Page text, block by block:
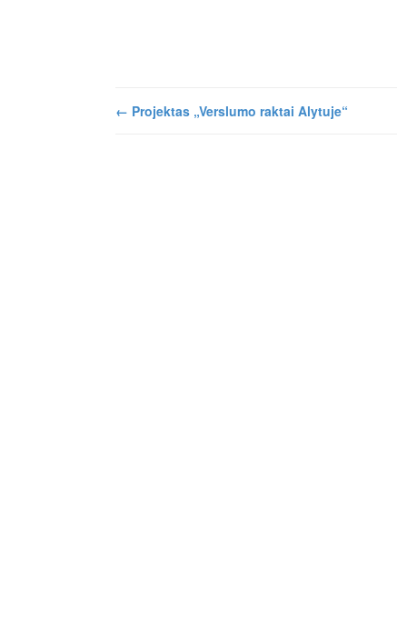
← Projektas „Verslumo raktai Alytuje“